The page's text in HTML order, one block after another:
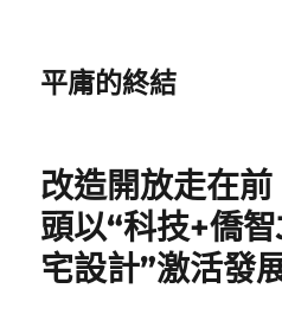
平庸的終結
改造開放走在
頭以“科技+僑
宅設計”激活發